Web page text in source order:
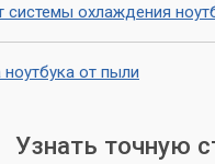
при помощи
Мы используем только
вентиляторов:При
системы охлаждения
ноутбука от пыли
Узнать точную